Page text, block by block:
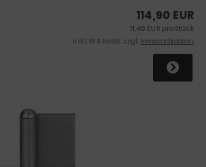
114,90 EUR
11,49 EUR pro Stück
inkl. 19 % MwSt. zzgl.Versandkosten